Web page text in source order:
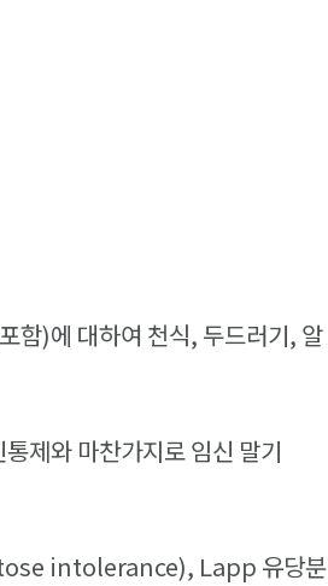
함)에 대하여 천식, 두드러기, 알
제와 마찬가지로 임신 말기
intolerance), Lapp 유당분